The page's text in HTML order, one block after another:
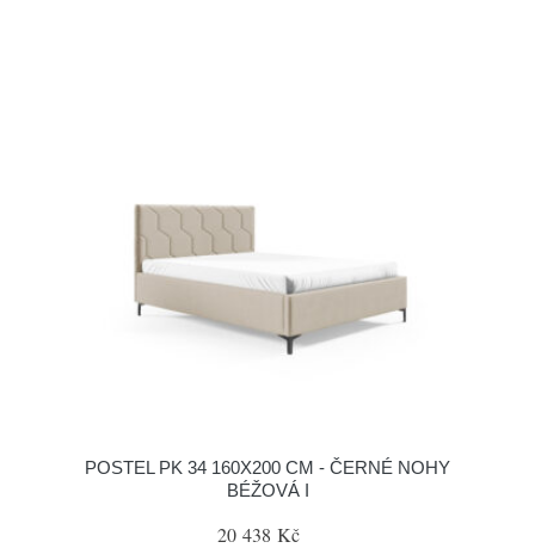
POSTEL PK 34 160X200 CM - ČERNÉ NOHY
BÉŽOVÁ I
20 438 Kč